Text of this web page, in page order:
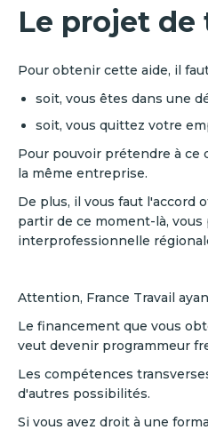
Le projet
Pour obtenir cette aide, il
soit, vous êtes dans une
soit, vous quittez votre
Pour pouvoir prétendre à ce
la même entreprise.
De plus, il vous faut l'accord
partir de ce moment-là,
interprofessionnelle
Attention, France Travail
Le financement que vous
veut devenir programmeur
Les compétences
d'autres possibilités.
Si vous avez droit à une